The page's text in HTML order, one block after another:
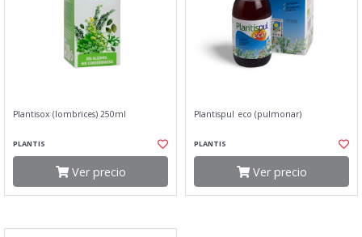
Plantisox (lombrices) 250ml
PLANTIS
Ver precio
Plantispul eco (pulmonar)
PLANTIS
Ver precio